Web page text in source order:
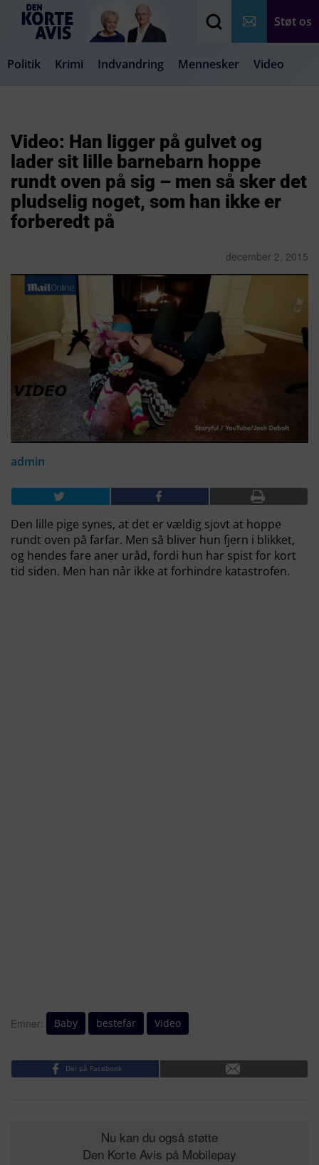
Støt os
Politik Krimi Indvandring Mennesker Video
Video: Han ligger på gulvet og
lader sit lille barnebarn hoppe
rundt oven på sig – men så sker det
pludselig noget, som han ikke er
forberedt på
december 2, 2015
admin
Den lille pige synes, at det er vældig sjovt at hoppe
rundt oven på farfar. Men så bliver hun fjern i blikket,
og hendes fare aner uråd, fordi hun har spist for kort
tid siden. Men han når ikke at forhindre katastrofen.
Emner: Baby bestefar Video
Del på Facebook
Nu kan du også støtte
Den Korte Avis på Mobilepay